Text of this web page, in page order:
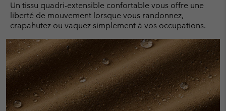
Un tissu quadri-extensible confortable vous offre une
liberté de mouvement lorsque vous randonnez,
crapahutez ou vaquez simplement à vos occupations.